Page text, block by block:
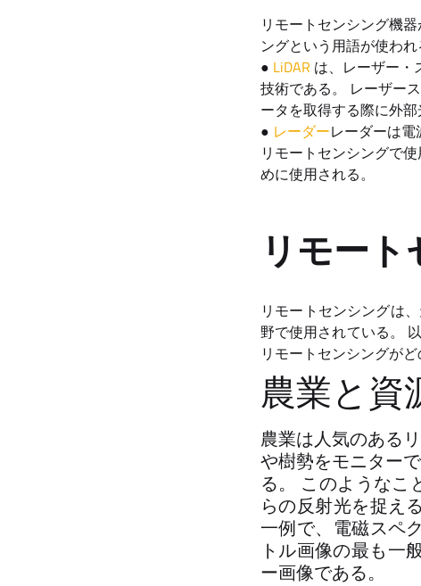
リモートセンシング機
ングという用語が使わ
● LiDAR は、レーザー・
技術である。 レーザー
ータを取得する際に外部
● レーダーレーダーは
リモートセンシングで
めに使用される。
リモー
リモートセンシングは
野で使用されている。
リモートセンシングが
農業と資
農業は人気のある
や樹勢をモニター
る。 このようなこ
らの反射光を捉え
一例で、電磁スペ
トル画像の最も一
ー画像である。